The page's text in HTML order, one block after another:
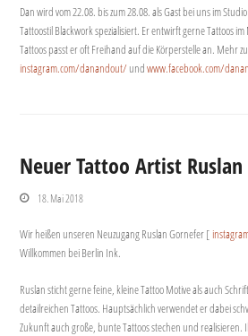
Dan wird vom 22.08. bis zum 28.08. als Gast bei uns im
Tattoostil Blackwork spezialisiert. Er entwirft gerne Tattoos
Tattoos passt er oft Freihand auf die Körperstelle an. Mehr
instagram.com/danandout/undwww.facebook.com/
Neuer Tattoo Artist
18. Mai 2018
Wir heißen unseren Neuzugang Ruslan Gornefer [
Willkommen bei Berlin Ink.
Ruslan sticht gerne feine, kleine Tattoo Motive als auch
detailreichen Tattoos. Hauptsächlich verwendet er dabei
Zukunft auch große, bunte Tattoos stechen und